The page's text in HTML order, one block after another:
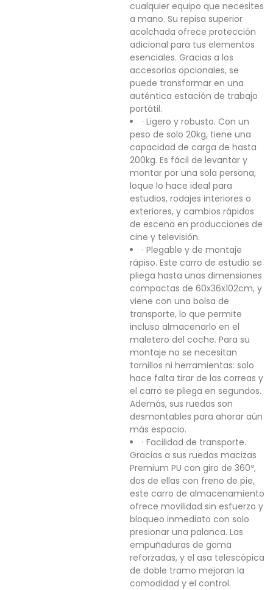
cualquier equipo que necesites
a mano. Su repisa superior
acolchada ofrece protección
adicional para tus elementos
esenciales. Gracias a los
accesorios opcionales, se
puede transformar en una
auténtica estación de trabajo
portátil.
· Ligero y robusto. Con un
peso de solo 20kg, tiene una
capacidad de carga de hasta
200kg. Es fácil de levantar y
montar por una sola persona,
loque lo hace ideal para
estudios, rodajes interiores o
exteriores, y cambios rápidos
de escena en producciones de
cine y televisión.
· Plegable y de montaje
rápiso. Este carro de estudio se
pliega hasta unas dimensiones
compactas de 60x36x102cm, y
viene con una bolsa de
transporte, lo que permite
incluso almacenarlo en el
maletero del coche. Para su
montaje no se necesitan
tornillos ni herramientas: solo
hace falta tirar de las correas y
el carro se pliega en segundos.
Además, sus ruedas son
desmontables para ahorar aún
más espacio.
· Facilidad de transporte.
Gracias a sus ruedas macizas
Premium PU con giro de 360º,
dos de ellas con freno de pie,
este carro de almacenamiento
ofrece movilidad sin esfuerzo y
bloqueo inmediato con solo
presionar una palanca. Las
empuñaduras de goma
reforzadas, y el asa telescópica
de doble tramo mejoran la
comodidad y el control.